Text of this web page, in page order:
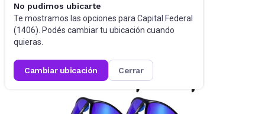
No pudimos ubicarte
Te mostramos las opciones para Capital Federal
(1406). Podés cambiar tu ubicación cuando
quieras.
cambiar ubicación cerrar
Accesorios Anteojos de sol